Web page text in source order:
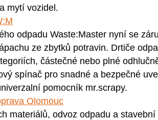
mytí vozidel.
odpadu Waste:Master nyní se
ze zbytků potravin. Drtiče
částečné nebo plné
spínač pro snadné a bezpečné
pomocník mr.scrapy.
Olomouc
materiálů, odvoz odpadu a